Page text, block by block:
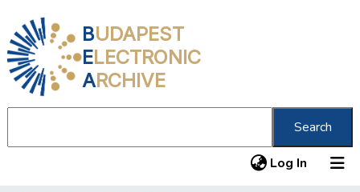
BUDAPEST
ELECTRONIC
ARCHIVE
Search
Log In (current)